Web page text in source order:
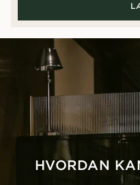
HVORDAN